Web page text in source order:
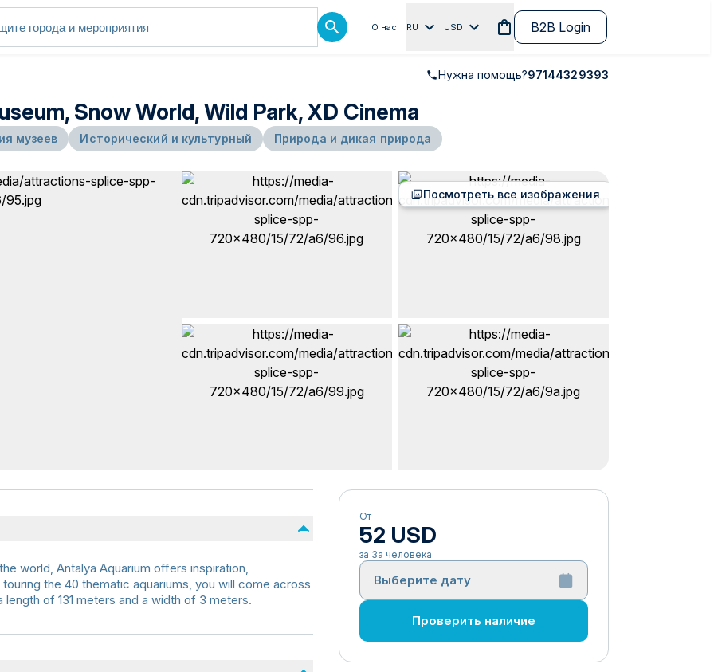
О нас RU USD B2B Login
Нужна помощь?97144329393
Snow World, Wild Park, XD Cinema
музеев Исторический и культурный Природа и дикая природа
Посмотреть все изображения
От
52 USD
за За человека
Выберите дату
Проверить наличие
world, Antalya Aquarium offers inspiration,
the 40 thematic aquariums, you will come across
of 131 meters and a width of 3 meters.